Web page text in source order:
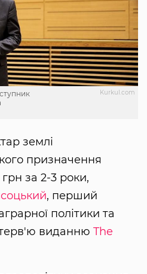
Kurkul.com
землі
призначення
за 2-3 роки,
, перший
політики та
виданню The